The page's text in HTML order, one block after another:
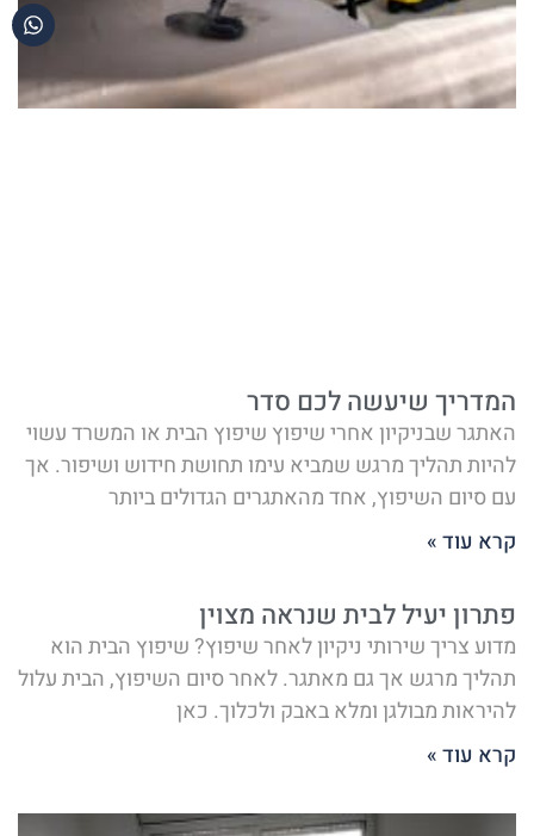
המדריך שיעשה לכם סדר
האתגר שבניקיון אחרי שיפוץ שיפוץ הבית או המשרד עשוי
להיות תהליך מרגש שמביא עימו תחושת חידוש ושיפור. אך
עם סיום השיפוץ, אחד מהאתגרים הגדולים ביותר
קרא עוד »
פתרון יעיל לבית שנראה מצוין
מדוע צריך שירותי ניקיון לאחר שיפוץ? שיפוץ הבית הוא
תהליך מרגש אך גם מאתגר. לאחר סיום השיפוץ, הבית עלול
להיראות מבולגן ומלא באבק ולכלוך. כאן
קרא עוד »